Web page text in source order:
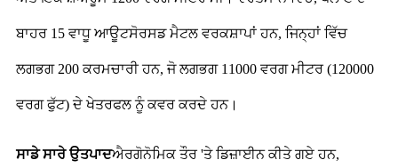
ਬਾਹਰ 15 ਵਾਧੂ ਆਊਟਸੋਰਸਡ ਮੈਟਲ ਵਰਕਸ਼ਾਪਾਂ ਹਨ, ਜਿਨ੍ਹਾਂ ਵਿੱਚ
ਲਗਭਗ 200 ਕਰਮਚਾਰੀ ਹਨ, ਜੋ ਲਗਭਗ 11000 ਵਰਗ ਮੀਟਰ (120000
ਵਰਗ ਫੁੱਟ) ਦੇ ਖੇਤਰਫਲ ਨੂੰ ਕਵਰ ਕਰਦੇ ਹਨ।
ਸਾਡੇ ਸਾਰੇ ਉਤਪਾਦਐਰਗੋਨੋਮਿਕ ਤੌਰ 'ਤੇ ਡਿਜ਼ਾਈਨ ਕੀਤੇ ਗਏ ਹਨ,